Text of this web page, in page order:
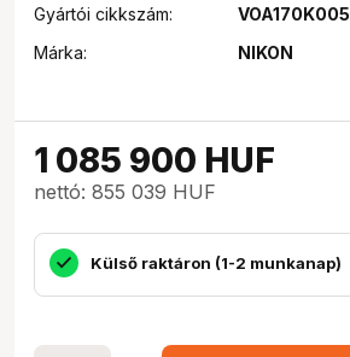
Gyártói cikkszám:
VOA170K005
Márka:
NIKON
1 085 900 HUF
nettó: 855 039 HUF
Külső raktáron (1-2 munkanap)